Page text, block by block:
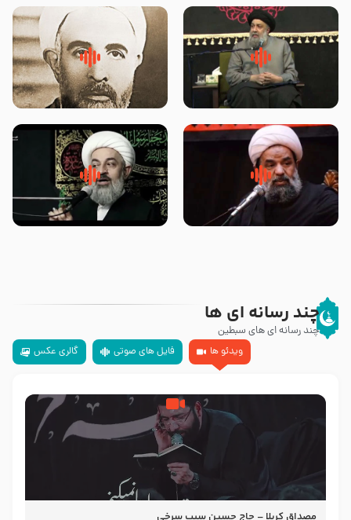
لقب حضرت رقیه سلام الله علیها به
چه معناست – حجت الاسلام علوی
روضه‌ی مجلس یزید ملعون و
اسارت اهل‌بیت علیهم‌السلام –
محدث زاده
سلام جوانی که امام حسین علیه
السلام خودش جوابش را دادند
زیارتی که اسباب رزق زیاد و عمر
طولانی است حجت السلام حسین
چند رسانه ای ها
چند رسانه ای های سبطین
ویدئو ها
فایل های صوتی گالری عکس
مصداق کربلا – حاج حسین سیب سرخی